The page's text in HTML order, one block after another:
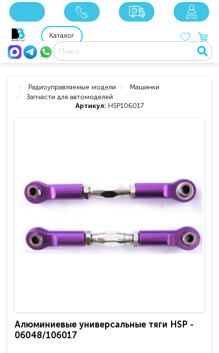
8 800 201 92 06
Каталог
Радиоуправляемые модели
Машинки
Запчасти для автомоделей
Артикул: HSP106017
Алюминиевые универсальные тяги HSP -
06048/106017
xxx